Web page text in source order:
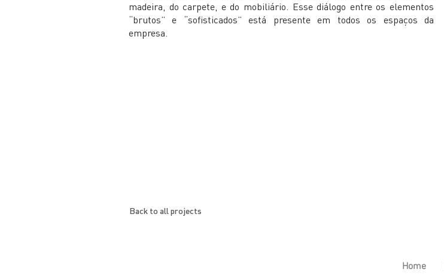
madeira, do carpete, e do mobiliário. Esse diálogo entre os elementos
“brutos” e “sofisticados” está presente em todos os espaços da
empresa.
Back to all projects
Home